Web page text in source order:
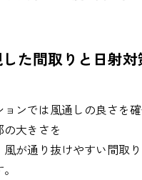
た間取りと日射
ンでは風通しの良さを
大きさを
が通り抜けやすい間取